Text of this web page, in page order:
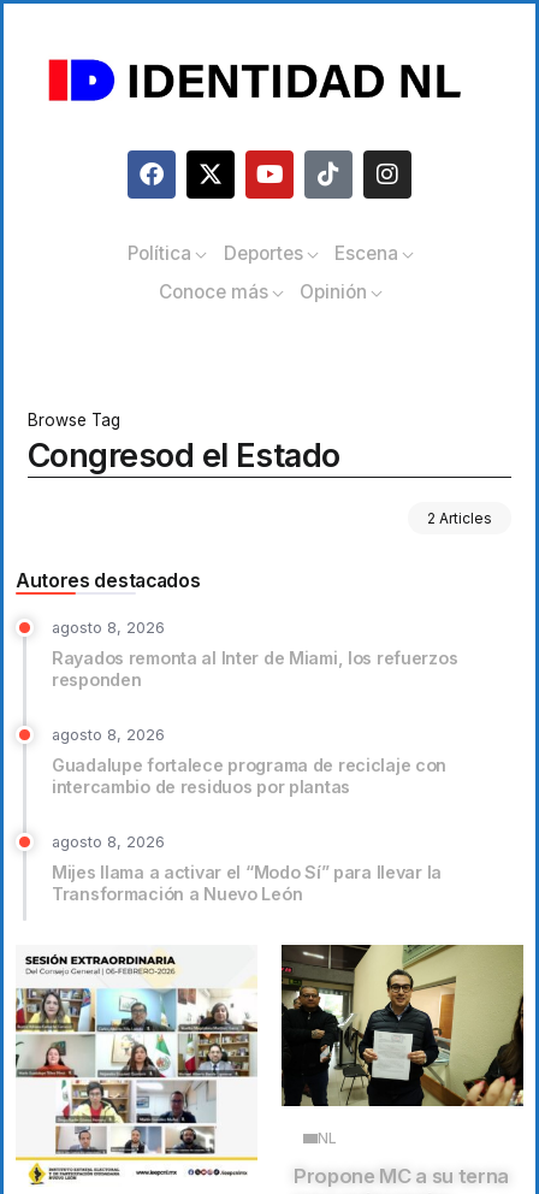
Política Deportes
Escena
Conoce más
Opinión
Browse Tag
Congresod el Estado
2 Articles
Autores destacados
agosto 8, 2026
Rayados remonta al Inter de Miami, los refuerzos
responden
agosto 8, 2026
Guadalupe fortalece programa de reciclaje con
intercambio de residuos por plantas
agosto 8, 2026
Mijes llama a activar el “Modo Sí” para llevar la
Transformación a Nuevo León
NL
Propone MC a su terna